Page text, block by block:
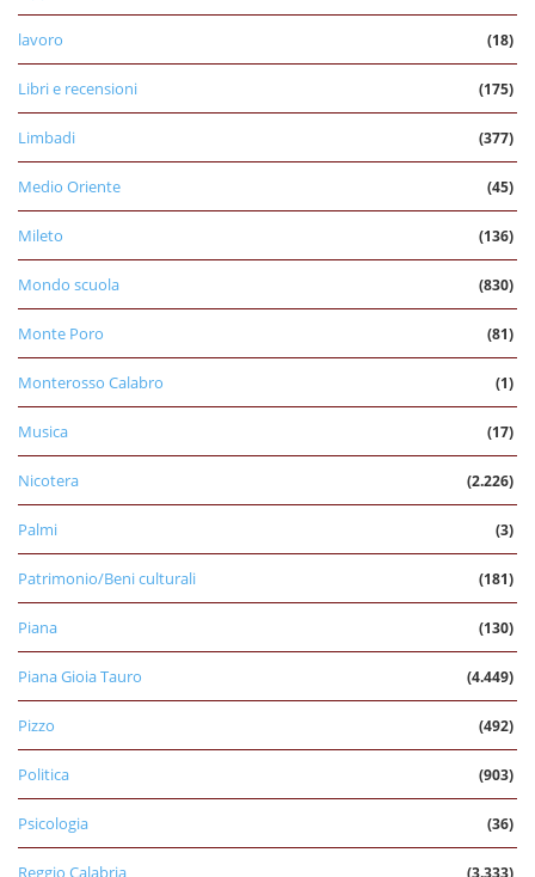
lavoro (18)
Libri e recensioni (175)
Limbadi (377)
Medio Oriente (45)
Mileto (136)
Mondo scuola (830)
Monte Poro (81)
Monterosso Calabro (1)
Musica (17)
Nicotera (2.226)
Palmi (3)
Patrimonio/Beni culturali (181)
Piana (130)
Piana Gioia Tauro (4.449)
Pizzo (492)
Politica (903)
Psicologia (36)
Reggio Calabria (3.333)